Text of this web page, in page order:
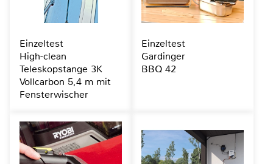
Einzeltest
High-clean
Teleskopstange 3K
Vollcarbon 5,4 m mit
Fensterwischer
Einzeltest
Gardinger
BBQ 42